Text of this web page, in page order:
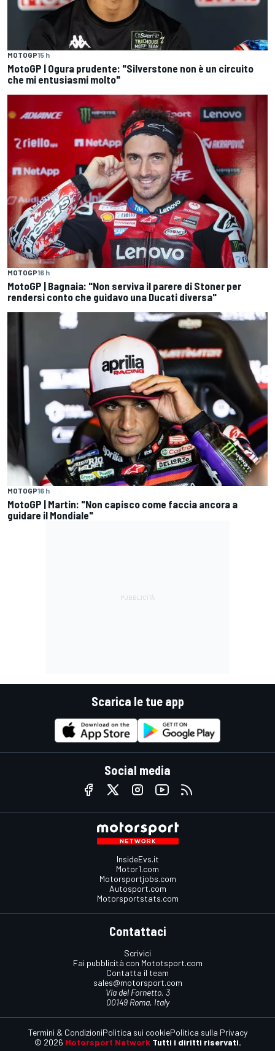
MOTOGP15 h
MotoGP | Ogura prudente: "Silverstone non è un circuito
che mi entusiasmi molto"
MOTOGP16 h
MotoGP | Bagnaia: "Non serviva il parere di Stoner per
rendersi conto che guidavo una Ducati diversa"
MOTOGP16 h
MotoGP | Martin: "Non capisco come faccia ancora a
guidare il Mondiale"
Scarica le tue app
Social media
InsideEvs.it
Motor1.com
Motorsportjobs.com
Autosport.com
Motorsportstats.com
Contattaci
Scrivici
Fai pubblicità con Mototsport.com
Contatta il team
sales@motorsport.com
Via del Fornetto, 3
00149 Roma, Italy
© 2026 Motorsport Network Tutti i diritti riservati.
Termini & CondizioniPolitica sui cookiePolitica sulla Privacy